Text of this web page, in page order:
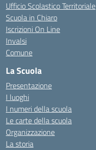
Ufficio Scolastico Territoriale
Scuola in Chiaro
Iscrizioni On Line
Invalsi
Comune
La Scuola
Presentazione
I luoghi
I numeri della scuola
Le carte della scuola
Organizzazione
La storia